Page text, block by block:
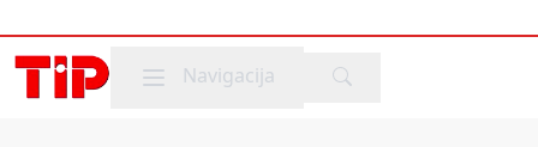
Mobile menu
Navigacija